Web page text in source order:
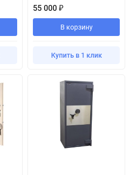
55 000 ₽
В корзину
Купить в 1 клик